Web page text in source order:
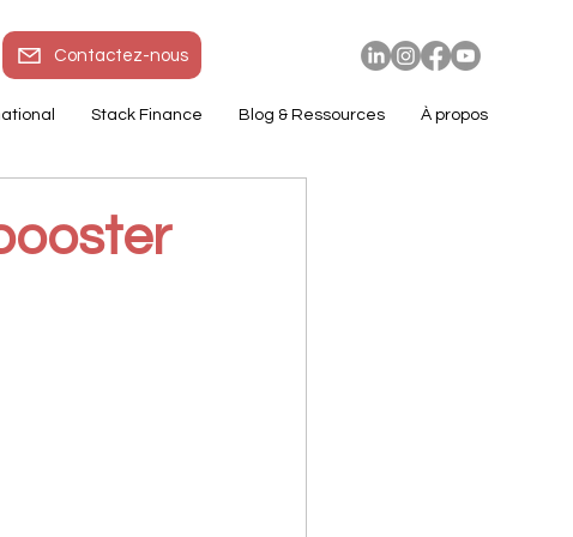
Contactez-nous
Stack Finance Blog & Ressources À propos